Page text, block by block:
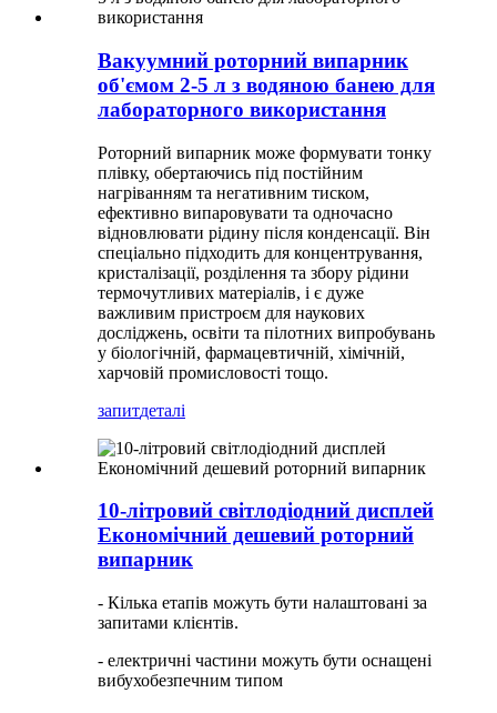
Вакуумний роторний випарник
об'ємом 2-5 л з водяною банею для
лабораторного використання
Роторний випарник може формувати тонку
плівку, обертаючись під постійним
нагріванням та негативним тиском,
ефективно випаровувати та одночасно
відновлювати рідину після конденсації. Він
спеціально підходить для концентрування,
кристалізації, розділення та збору рідини
термочутливих матеріалів, і є дуже
важливим пристроєм для наукових
досліджень, освіти та пілотних випробувань
у біологічній, фармацевтичній, хімічній,
харчовій промисловості тощо.
запитдеталі
10-літровий світлодіодний дисплей
Економічний дешевий роторний
випарник
- Кілька етапів можуть бути налаштовані за
запитами клієнтів.
- електричні частини можуть бути оснащені
вибухобезпечним типом